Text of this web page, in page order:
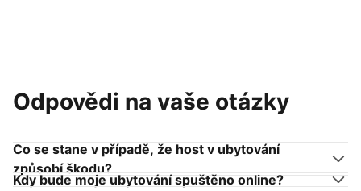
Odpovědi na vaše otázky
Co se stane v případě, že host v ubytování
způsobí škodu?
Kdy bude moje ubytování spuštěno online?